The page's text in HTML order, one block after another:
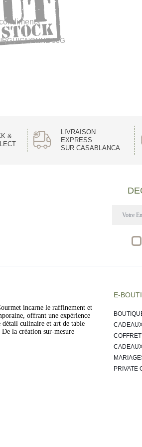
90G
&
LIVRAISON
EXPRESS
SUR CASABLANCA
incarne le raffinement et
offrant une expérience
détail culinaire et art de table
la création sur-mesure
E-
PRIVATE